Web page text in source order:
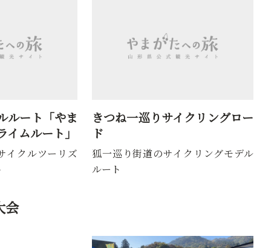
ルート「やま
ムルート」
イクルツーリズ
きつね一巡りサイクリングロー
ド
狐一巡り街道のサイクリングモデル
ルート
会